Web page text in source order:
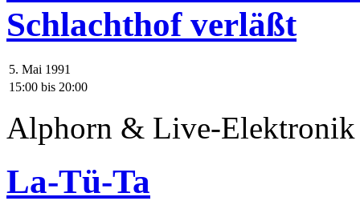
Schlachthof verläßt
5. Mai 1991
15:00 bis 20:00
Alphorn & Live-
La-Tü-Ta